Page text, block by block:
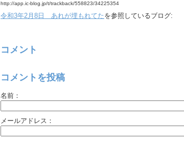
http://app.ic-blog.jp/t/trackback/558823/34225354
令和3年2月8日 あれが埋もれてたを参照しているブログ:
コメント
コメントを投稿
名前：
メールアドレス：